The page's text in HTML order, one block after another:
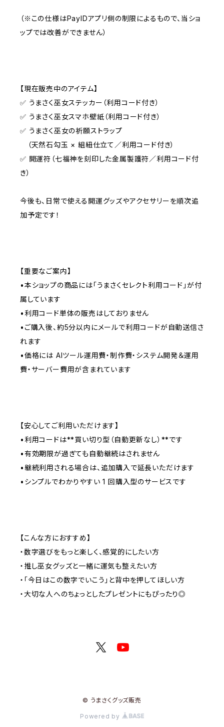
（※この仕様はPayIDアプリ側の制限によるもので、当ショ
ップでは改善ができません）
【現在販売中のアイテム】
✅ うまさく巫女ステッカー（利用コード付き）
✅ うまさく巫女スマホ壁紙（利用コード付き）
✅ うまさく巫女の祈願ストラップ
（天然石勾玉 × 組紐仕立て／利用コード付き）
✅ 開運符（七福神を刻印した金属製護符／利用コード付
き）
今後も、日常で使える開運グッズやアクセサリーを順次追
加予定です！
【重要なご案内】
•本ショップの商品には「うまさくセレクト利用コード」が付
属しています
•利用コード単体の販売はしておりません
•ご購入後、約5分以内にメールで利用コードが自動送信さ
れます
•価格には AIツール運用費・制作費・システム開発＆運用
費・サーバー費用が含まれています
【安心してご利用いただけます】
•利用コードは**買い切り型（自動更新なし）**です
•有効期限が過ぎても自動継続はされません
•継続利用される場合は、追加購入で延長いただけます
•シンプルでわかりやすい 1 回購入型のサービスです
【こんな方におすすめ】
・数字選びをもっと楽しく、感覚的にしたい方
・推し巫女グッズと一緒に運気も整えたい方
・「今日はこの数字でいこう」と背中を押してほしい方
・大切な人へのちょっとしたプレゼントにもぴったり◎
© うまさくグッズ販売
Powered by